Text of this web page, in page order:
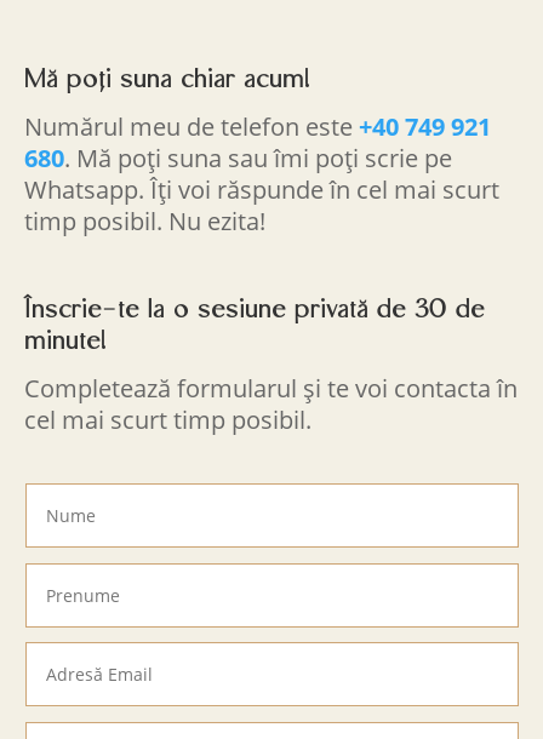
Mă poți suna chiar acum!
Numărul meu de telefon este+40 749 921
680. Mă poți suna sau îmi poți scrie pe
Whatsapp. Îți voi răspunde în cel mai scurt
timp posibil. Nu ezita!
Înscrie-te la o sesiune privată de 30 de
minute!
Completează formularul și te voi contacta în
cel mai scurt timp posibil.